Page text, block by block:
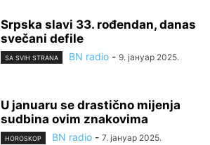
Srpska slavi 33. rođendan, danas
svečani defile
SA SVIH STRANA BN radio - 9. јануар 2025.
U januaru se drastično mijenja
sudbina ovim znakovima
HOROSKOP BN radio - 7. јануар 2025.